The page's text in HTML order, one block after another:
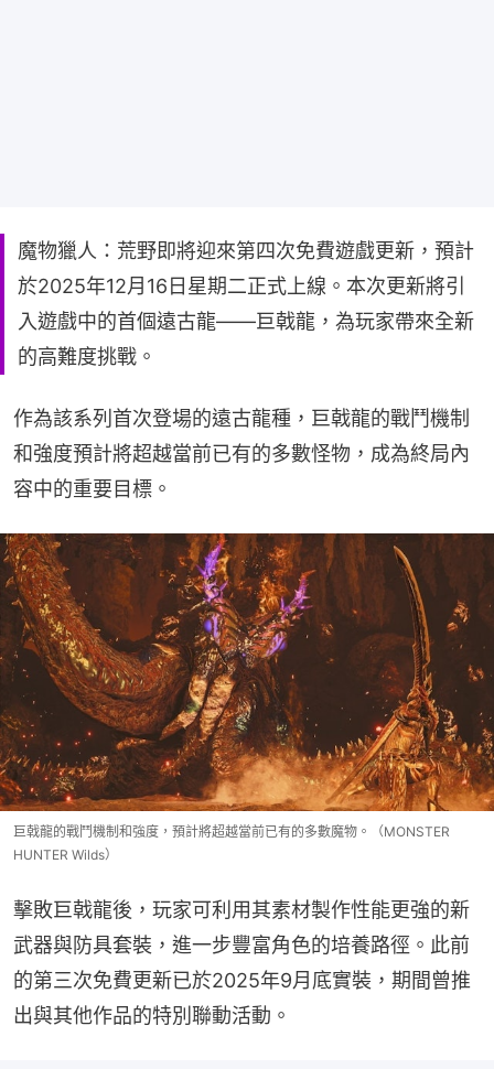
魔物獵人：荒野即將迎來第四次免費遊戲更新，預計
於2025年12月16日星期二正式上線。本次更新將引
入遊戲中的首個遠古龍——巨戟龍，為玩家帶來全新
的高難度挑戰。
作為該系列首次登場的遠古龍種，巨戟龍的戰鬥機制
和強度預計將超越當前已有的多數怪物，成為終局內
容中的重要目標。
巨戟龍的戰鬥機制和強度，預計將超越當前已有的多數魔物。（MONSTER
HUNTER Wilds）
擊敗巨戟龍後，玩家可利用其素材製作性能更強的新
武器與防具套裝，進一步豐富角色的培養路徑。此前
的第三次免費更新已於2025年9月底實裝，期間曾推
出與其他作品的特別聯動活動。